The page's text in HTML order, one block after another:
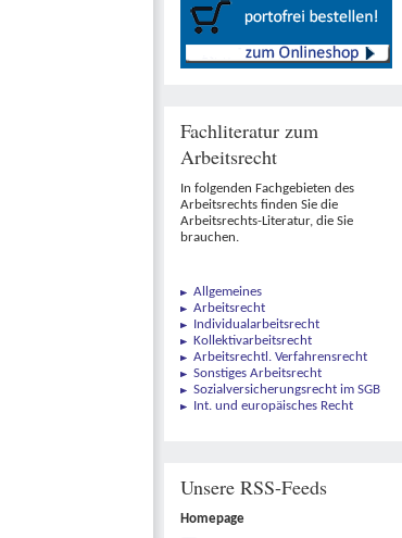
Fachliteratur zum
Arbeitsrecht
In folgenden Fachgebieten des
Arbeitsrechts finden Sie die
Arbeitsrechts-Literatur, die Sie
brauchen.
Allgemeines
Arbeitsrecht
Individualarbeitsrecht
Kollektivarbeitsrecht
Arbeitsrechtl. Verfahrensrecht
Sonstiges Arbeitsrecht
Sozialversicherungsrecht im SGB
Int. und europäisches Recht
Unsere RSS-Feeds
Homepage